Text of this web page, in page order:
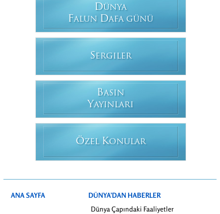
DÜNYA
FALUN DAFA GÜNÜ
SERGILER
BASIN
YAYINLARI
ÖZEL KONULAR
ANA SAYFA
DÜNYA’DAN HABERLER
Dünya Çapındaki Faaliyetler